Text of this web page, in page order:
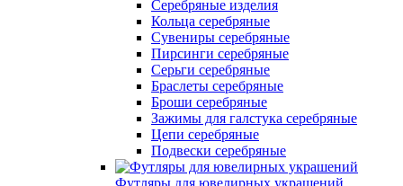
Серебряные изделия
Кольца серебряные
Сувениры серебряные
Пирсинги серебряные
Серьги серебряные
Браслеты серебряные
Броши серебряные
Зажимы для галстука серебряные
Цепи серебряные
Подвески серебряные
Футляры для ювелирных украшений